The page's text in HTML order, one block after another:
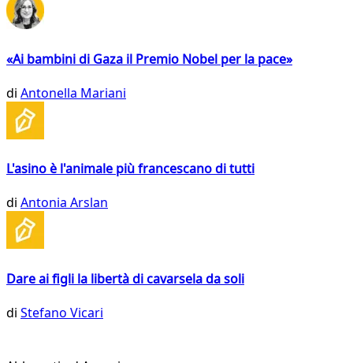
«Ai bambini di Gaza il Premio Nobel per la pace»
di Antonella Mariani
L'asino è l'animale più francescano di tutti
di Antonia Arslan
Dare ai figli la libertà di cavarsela da soli
di Stefano Vicari